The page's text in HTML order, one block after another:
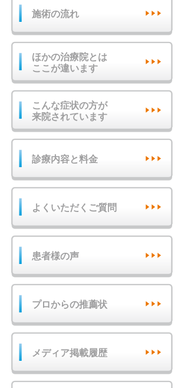
施術の流れ
ほかの治療院とは
ここが違います
こんな症状の方が
来院されています
診療内容と料金
よくいただくご質問
患者様の声
プロからの推薦状
メディア掲載履歴